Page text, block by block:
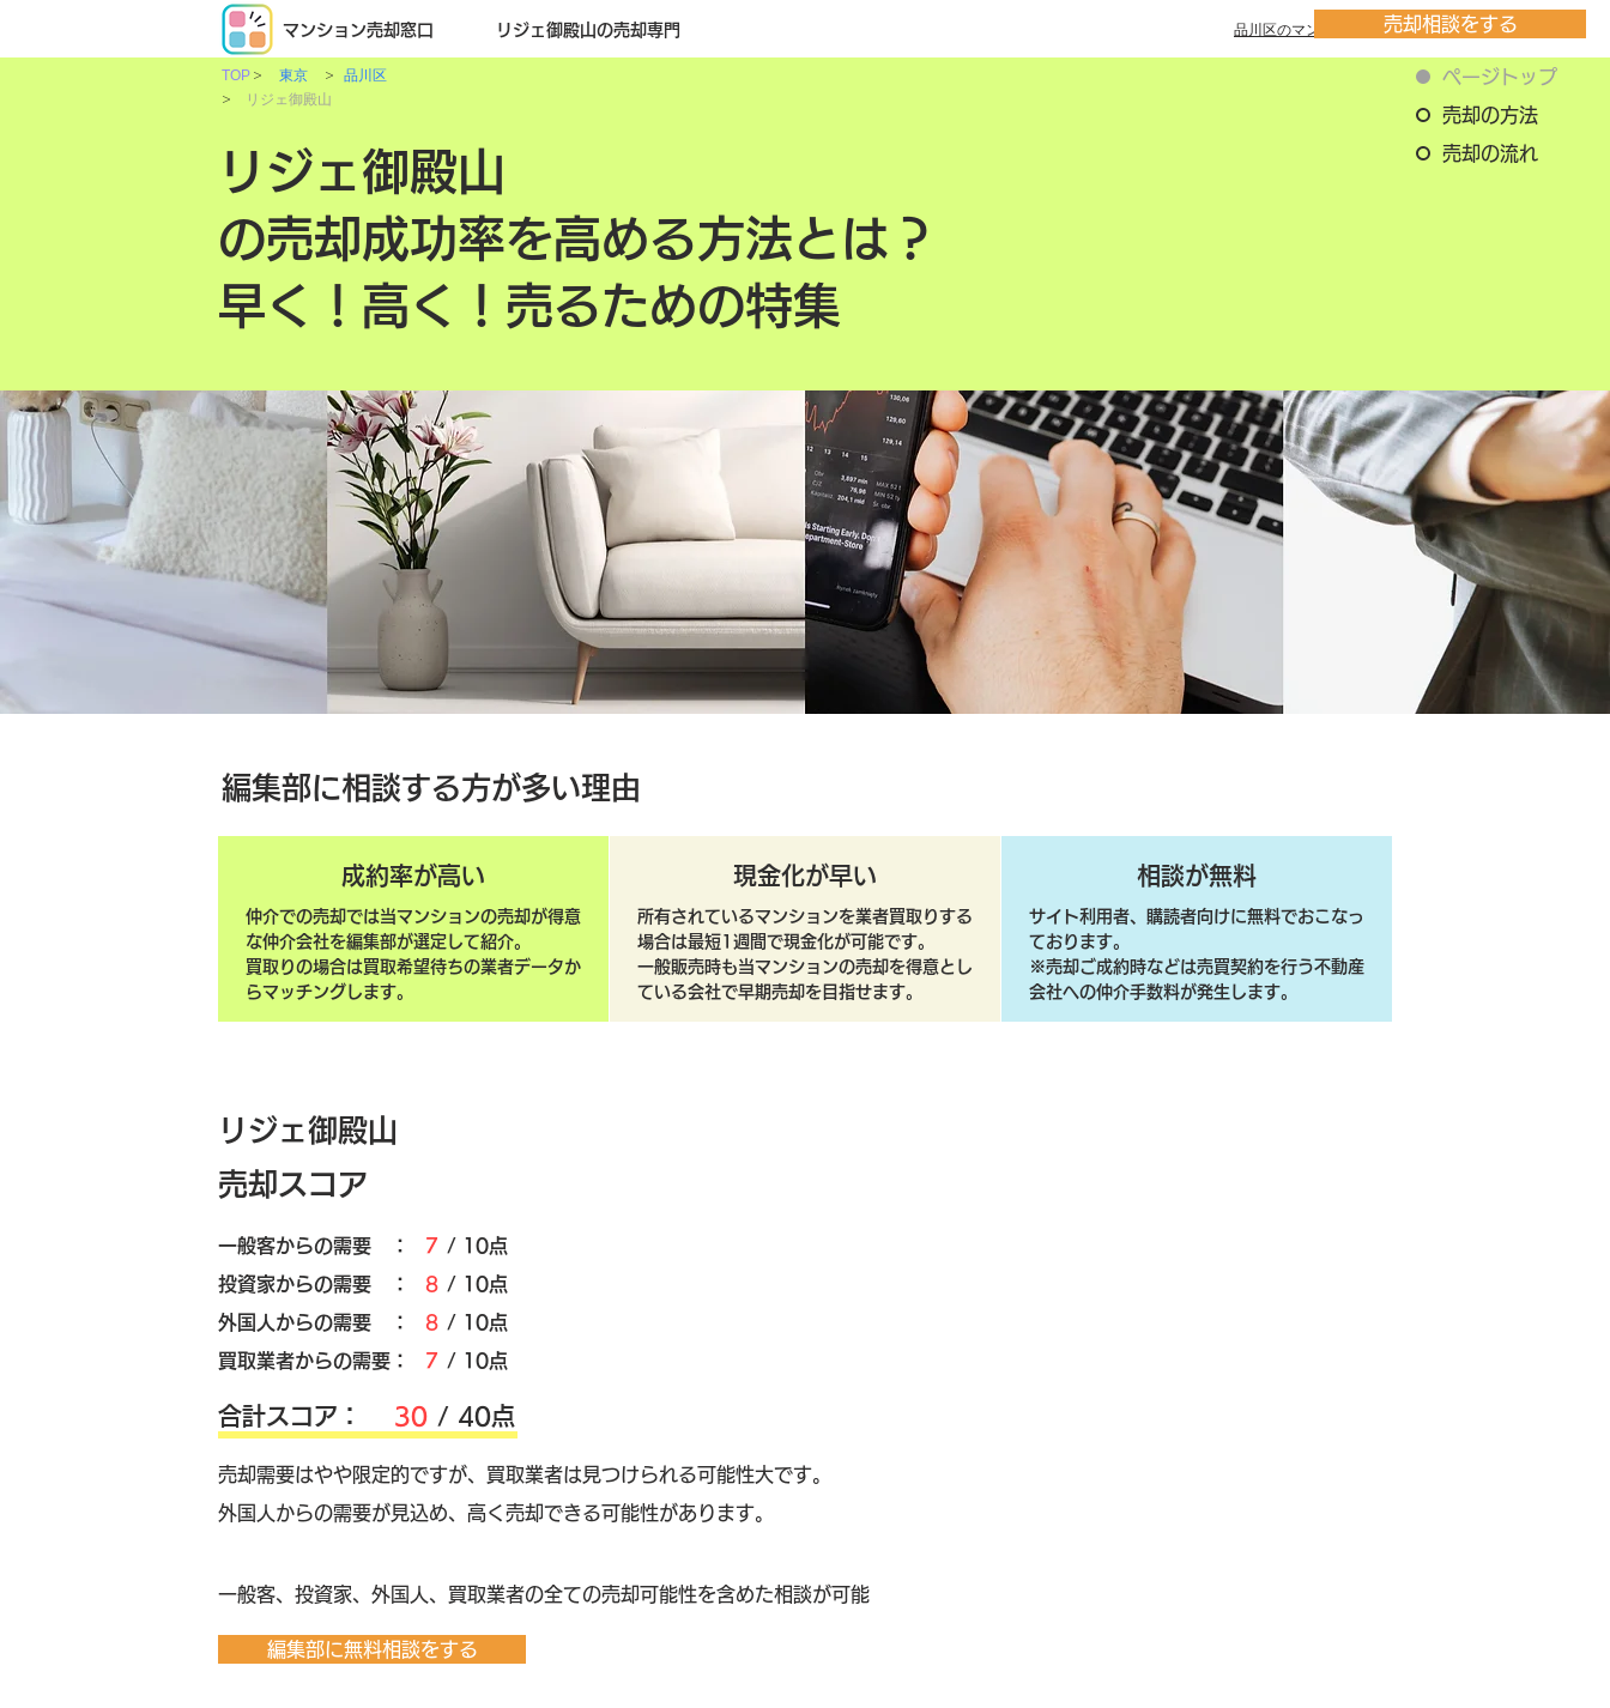
売却相談をする
ページトップ
売却の方法
売却の流れ
マンション売却窓口 リジェ御殿山の売却専門 品川区のマンション一覧
TOP > 東京 > 品川区
> リジェ御殿山
リジェ御殿山
の売却成功率を高める方法とは？
早く！高く！売るための特集
編集部に相談する方が多い理由
成約率が高い
仲介での売却では当マンションの売却が得意
な仲介会社を編集部が選定して紹介。
買取りの場合は買取希望待ちの業者データか
らマッチングします。
現金化が早い
所有されているマンションを業者買取りする
場合は最短1週間で現金化が可能です。
一般販売時も当マンションの売却を得意とし
ている会社で早期売却を目指せます。
相談が無料
サイト利用者、購読者向けに無料でおこなっ
ております。
​※売却ご成約時などは売買契約を行う不動産
会社への仲介手数料が発生します。
リジェ御殿山
売却スコア
​一般客からの需要 ： 7 / 10点
​投資家からの需要 ：
8 / 10点
外国人からの需要 ：
8 / 10点
買取業者からの需要：
7 / 10点
​合計スコア： 30 / 40点
売却需要はやや限定的ですが、買取業者は見つけられる可能性大です。
外国人からの需要が見込め、高く売却できる可能性があります。
​一般客、投資家、外国人、買取業者の全ての売却可能性を含めた相談が可能
編集部に無料相談をする